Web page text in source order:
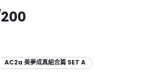
AC2a 美夢成真組合篇 SET A